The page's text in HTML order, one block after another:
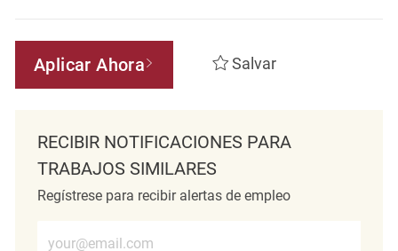
Aplicar Ahora Salvar
RECIBIR NOTIFICACIONES PARA
TRABAJOS SIMILARES
Regístrese para recibir alertas de empleo